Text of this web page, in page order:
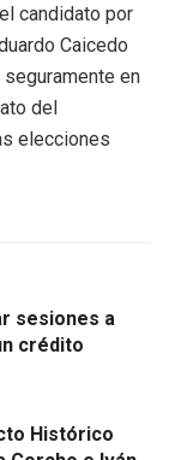
candidato por
Caicedo
en
del
elecciones
sesiones a
crédito
Histórico